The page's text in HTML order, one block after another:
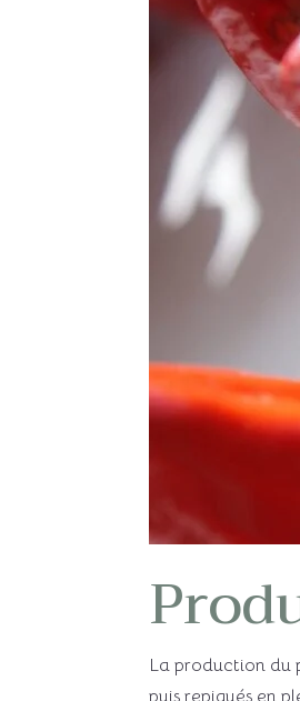
La production du
puis repiqués en